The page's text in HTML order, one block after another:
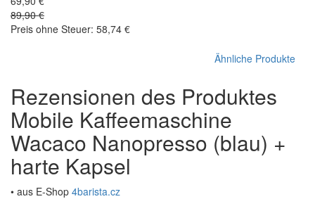
89,90 €
Preis ohne Steuer: 58,74 €
Ähnliche Produkte
Rezensionen des Produktes
Mobile Kaffeemaschine
Wacaco Nanopresso (blau) +
harte Kapsel
• aus E-Shop 4barista.cz